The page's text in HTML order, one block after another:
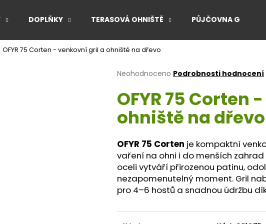
DOPLŇKY TERASOVÁ OHNIŠTĚ PŮJČOVNA GRILŮ
OFYR 75 Corten - venkovní gril a ohniště na dřevo
Průměrné
produktu
je
z
hvězdiček.
Neohodnoceno Podrobnosti hodnocení
OFYR 75 Corten
ohniště na dřevo
OFYR 75 Corten je kompaktní
vaření na ohni i do menších
oceli vytváří přirozenou patinu,
nezapomenutelný moment. Gril
pro 4–6 hostů a snadnou údržbu
Co potřebujete najít?
HLEDAT